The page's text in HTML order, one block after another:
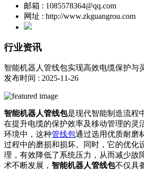
邮箱 : 1085578364@qq.com
网址 : http://www.zkguangrou.com
行业资讯
智能机器人管线包实现高效电缆保护与
发布时间 : 2025-11-26
智能机器人管线包是现代智能制造流程
在提升电缆的保护效率及移动管理的灵
环境中，这种管线包通过选用优质耐磨
过程中的磨损和损坏。同时，它的优化
理，有效降低了系统压力，从而减少故
术不断发展， 智能机器人管线包不仅具